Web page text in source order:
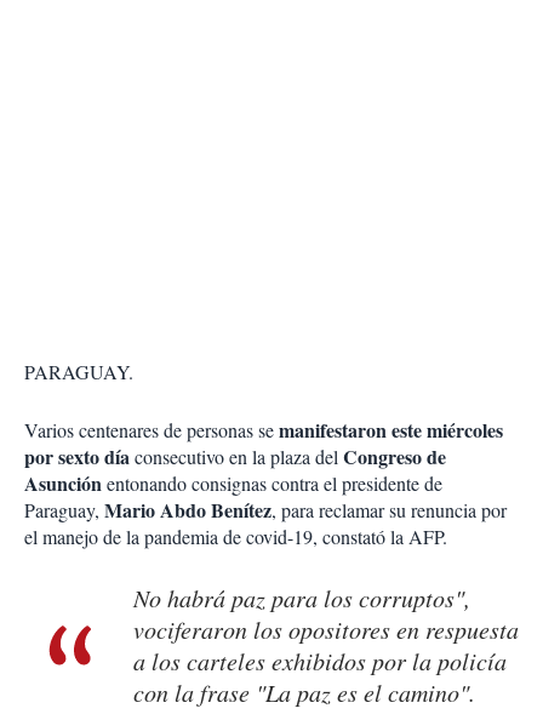
PARAGUAY.
Varios centenares de personas semanifestaron este miércoles
por sexto díaconsecutivo en la plaza delCongreso de
Asunciónentonando consignas contra el presidente de
Paraguay, Mario Abdo Benítez, para reclamar su renuncia por
el manejo de la pandemia de covid-19, constató la AFP.
No habrá paz para los corruptos",
vociferaron los opositores en respuesta
a los carteles exhibidos por la policía
con la frase "La paz es el camino".